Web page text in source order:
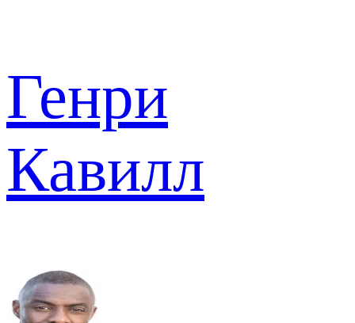
Генри
Кавилл